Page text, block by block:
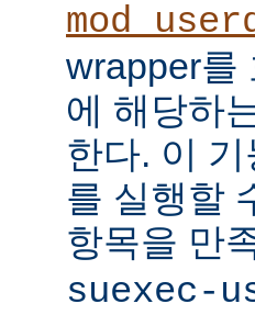
wrapper를
에 해당하
한다. 이
를 실행할
항목을 만
suexec-